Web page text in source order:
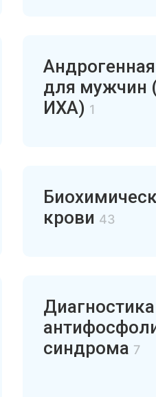
для мужчин
ИХА) 1
крови 43
Диагностика
синдрома 7